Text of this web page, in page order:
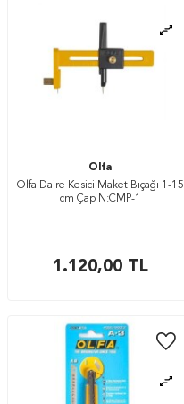
Olfa
Olfa Daire Kesici Maket Bıçağı 1-15
cm Çap N:CMP-1
1.120,00TL